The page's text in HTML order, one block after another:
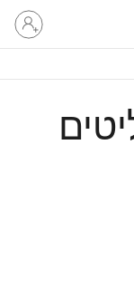
היכנס
לחשבון
שלך